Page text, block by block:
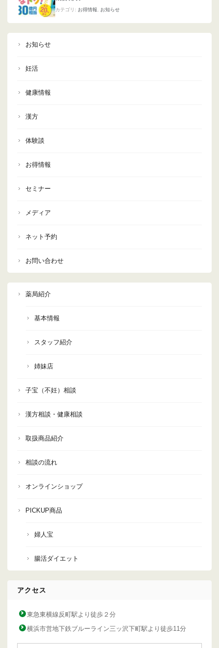
カテゴリ: お得情報 お知らせ
お知らせ
妊活
健康情報
漢方
体験談
お得情報
セミナー
メディア
ネット予約
お問い合わせ
薬局紹介
基本情報
スタッフ紹介
姉妹店
子宝（不妊）相談
漢方相談・健康相談
取扱商品紹介
相談の流れ
オンラインショップ
PICKUP商品
婦人宝
腸活ダイエット
アクセス
東急東横線反町駅より徒歩２分
横浜市営地下鉄ブルーライン三ッ沢下町駅より徒歩11分